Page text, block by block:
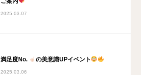
2025.03.07
満足度No. の美意識UPイベント
2025.03.06